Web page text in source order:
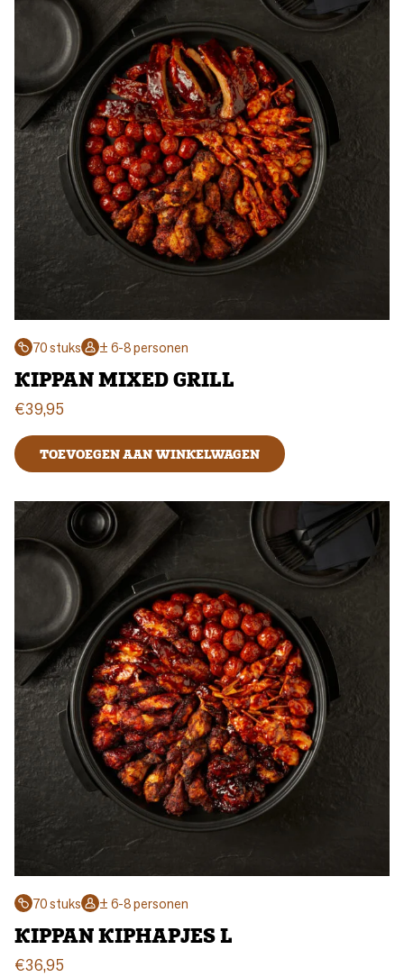
70 stuks ± 6-8 personen
KIPPAN MIXED GRILL
€39,95
TOEVOEGEN AAN WINKELWAGEN
70 stuks ± 6-8 personen
KIPPAN KIPHAPJES L
€36,95